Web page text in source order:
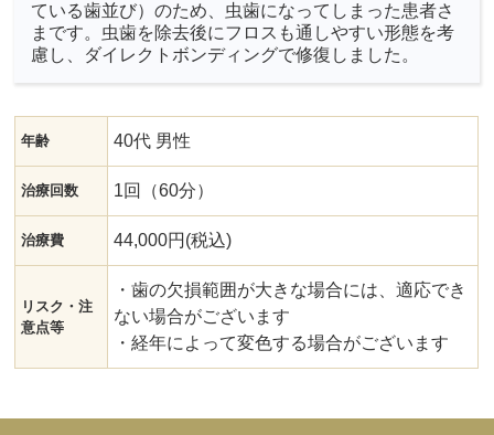
ている歯並び）のため、虫歯になってしまった患者さ
まです。虫歯を除去後にフロスも通しやすい形態を考
慮し、ダイレクトボンディングで修復しました。
年齢 40代 男性
治療回数 1回（60分）
治療費 44,000円(税込)
リスク・注
意点等
・歯の欠損範囲が大きな場合には、適応でき
ない場合がございます
・経年によって変色する場合がございます